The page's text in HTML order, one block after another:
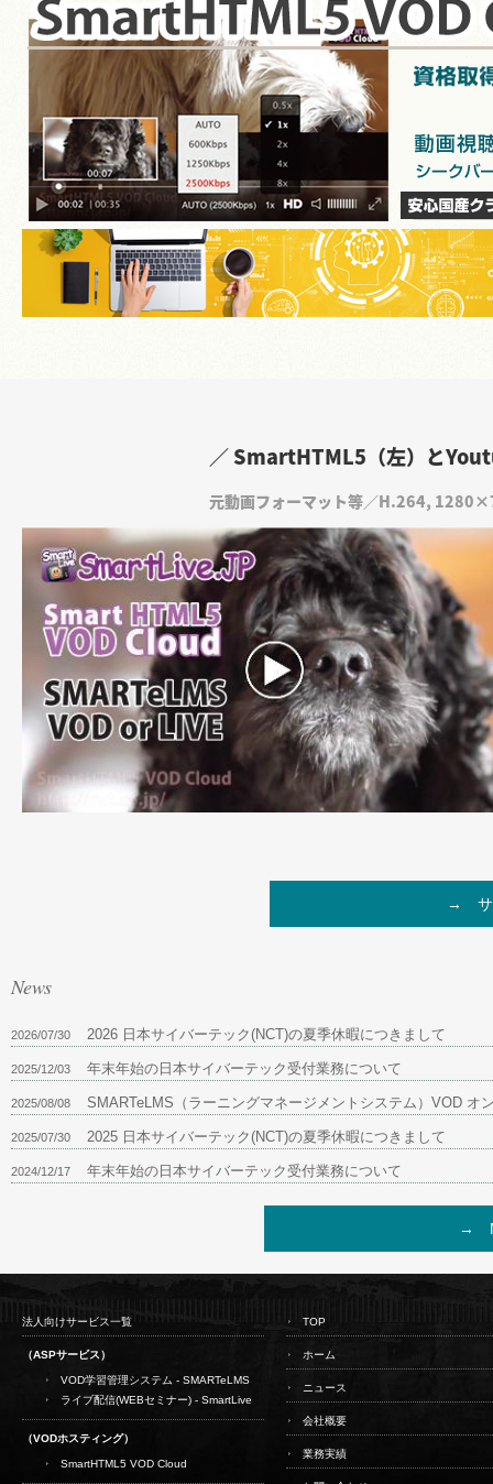
／ SmartHTML5（左）と
元動画フォーマット等／H.264,
→ サ
News
2026/07/30 2026 日本サイバーテック(NCT)の夏季休暇につきまして
2025/12/03 年末年始の日本サイバーテック受付業務について
2025/08/08 SMARTeLMS（ラーニングマネージメントシステム）VOD オ
2025/07/30 2025 日本サイバーテック(NCT)の夏季休暇につきまして
2024/12/17 年末年始の日本サイバーテック受付業務について
→
法人向けサービス一覧
（ASPサービス）
VOD学習管理システム - SMARTeLMS
ライブ配信(WEBセミナー) - SmartLive
（VODホスティング）
SmartHTML5 VOD Cloud
TOP
ホーム
ニュース
会社概要
業務実績